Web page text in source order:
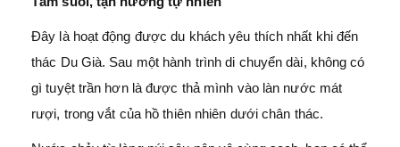
Đây là hoạt động được du khách yêu thích nhất khi đến
thác Du Già. Sau một hành trình di chuyển dài, không có
gì tuyệt trần hơn là được thả mình vào làn nước mát
rượi, trong vắt của hồ thiên nhiên dưới chân thác.